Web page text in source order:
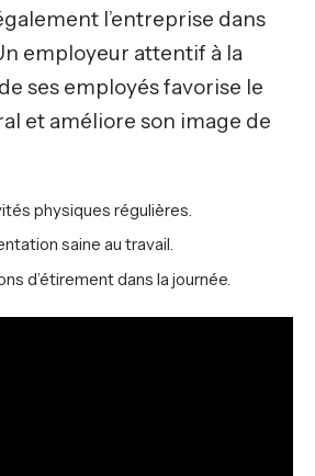
l’entreprise dans
employeur attentif à la
ses employés favorise le
et améliore son image de
physiques régulières.
saine au travail.
d’étirement dans la journée.